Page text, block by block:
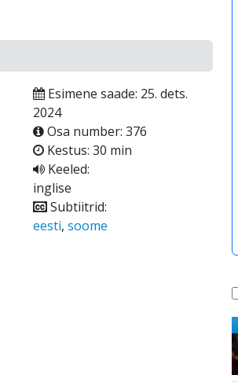
Esimene saade: 25. dets.
2024
Osa number: 376
Kestus: 30 min
Keeled:
inglise
Subtiitrid:
eesti, soome